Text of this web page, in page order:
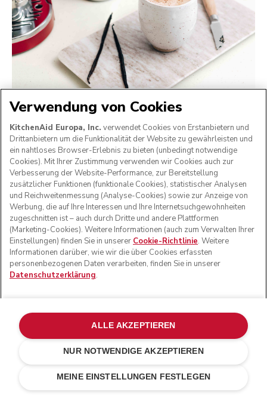
Vergessen Sie aromatisierten Sirup. Nichts geht über den
Sie vor dem Aufschäumen einfach eine Vanilleschote in die
Milch und genießen Sie das herrliche Vanillearoma, das
dem klassischen Caf­fè Lat­te – und dem Brunch – eine
völlig neue Geschmacksdimension verleiht.
23. Cappuccino
Kann man ohne frisch zubereiteten Cappuccino überhaupt
Verwendung von Cookies
KitchenAid Europa, Inc. verwendet Cookies von Erstanbietern und
Drittanbietern um die Funktionalität der Website zu gewährleisten und
ein nahtloses Browser-Erlebnis zu bieten (unbedingt notwendige
Cookies). Mit Ihrer Zustimmung verwenden wir Cookies auch zur
Verbesserung der Website-Performance, zur Bereitstellung
zusätzlicher Funktionen (funktionale Cookies), statistischer Analysen
und Reichweitenmessung (Analyse-Cookies) sowie zur Anzeige von
Werbung, die auf Ihre Interessen und Ihre Internetsuchgewohnheiten
zugeschnitten ist – auch durch Dritte und andere Plattformen
(Marketing-Cookies). Weitere Informationen (auch zum Verwalten Ihrer
Einstellungen) finden Sie in unserer Cookie-Richtlinie. Weitere
Informationen darüber, wie wir die über Cookies erfassten
personenbezogenen Daten verarbeiten, finden Sie in unserer
Datenschutzerklärung.
MEINE EINSTELLUNGEN FESTLEGEN
NUR NOTWENDIGE AKZEPTIEREN
ALLE AKZEPTIEREN